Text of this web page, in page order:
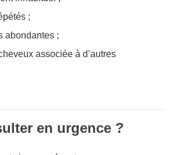
;
abondantes ;
associée à d’autres
en urgence ?